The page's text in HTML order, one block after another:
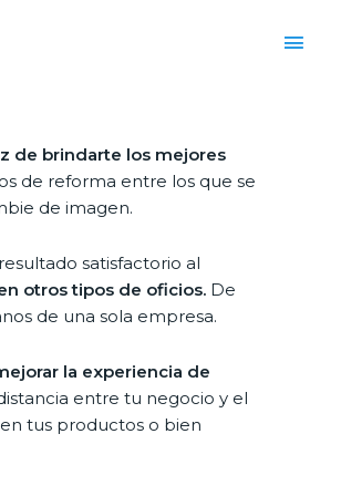
de brindarte los mejores
de reforma entre los que se
de imagen.
satisfactorio al
otros tipos de oficios. De
de una sola empresa.
la experiencia de
entre tu negocio y el
tus productos o bien